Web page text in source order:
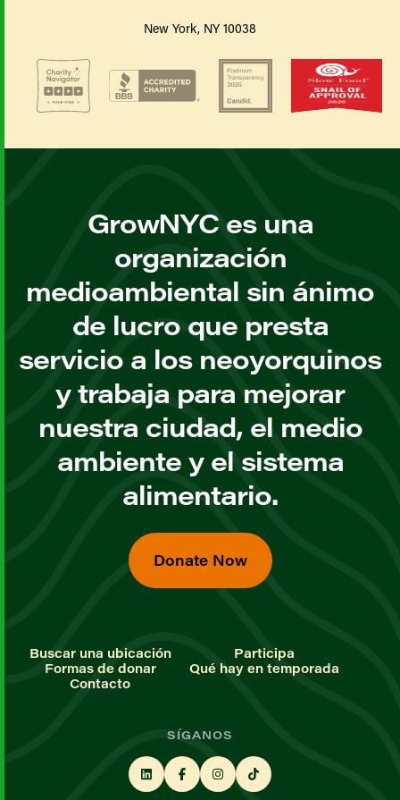
New York, NY 10038
GrowNYC es una
organización
medioambiental sin ánimo
de lucro que presta
servicio a los neoyorquinos
y trabaja para mejorar
nuestra ciudad, el medio
ambiente y el sistema
alimentario.
Donate Now
Buscar una ubicación
Participa
Formas de donar
Qué hay en temporada
Contacto
SÍGANOS